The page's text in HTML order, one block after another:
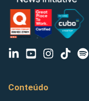
Conteúdo